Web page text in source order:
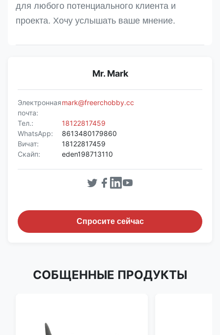
для любого потенциального клиента и
проекта. Хочу услышать ваше мнение.
Mr. Mark
Электронная
почта:
mark@freerchobby.cc
Тел.:
18122817459
WhatsApp:
8613480179860
Вичат:
18122817459
Скайп:
eden198713110
Спросите сейчас
СОБЩЕННЫЕ ПРОДУКТЫ